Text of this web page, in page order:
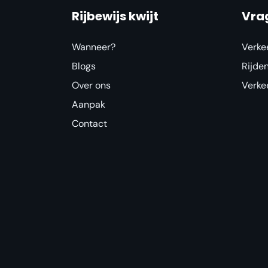
Rijbewijs kwijt
Wanneer?
Blogs
Over ons
Aanpak
Contact